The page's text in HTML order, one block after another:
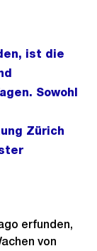
ist die
Sowohl
Zürich
erfunden,
von